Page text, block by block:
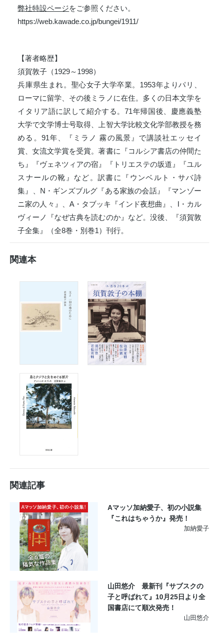
弊社特設ページをご参照ください。
https://web.kawade.co.jp/bungei/1911/
【著者略歴】
須賀敦子（1929～1998）
兵庫県生まれ。聖心女子大学卒業。1953年よりパリ、
ローマに留学、その後ミラノに在住。多くの日本文学を
イタリア語に訳して紹介する。71年帰国後、慶應義塾
大学で文学博士号取得、上智大学比較文化学部教授を務
める。91年、『ミラノ 霧の風景』で講談社エッセイ
賞、女流文学賞を受賞。著書に『コルシア書店の仲間た
ち』『ヴェネツィアの宿』『トリエステの坂道』『ユル
スナールの靴』など。訳書に『ウンベルト・サバ詩
集』、N・ギンズブルグ『ある家族の会話』『マンゾー
ニ家の人々』、A・タブッキ『インド夜想曲』、I・カル
ヴィーノ『なぜ古典を読むのか』など。没後、『須賀敦
子全集』（全8巻・別巻1）刊行。
関連本
関連記事
Aマッソ加納愛子、初の小説集
『これはちゃうか』発売！
加納愛子
山田悠介 最新刊『サブスクの
子と呼ばれて』10月25日より全
国書店にて順次発売！
山田悠介